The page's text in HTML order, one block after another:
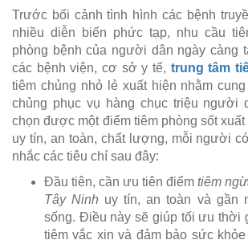
Trước bối cảnh tình hình các bệnh
nhiều diễn biến phức tạp, nhu cầu
phòng bệnh của người dân ngày càng
các bệnh viện, cơ sở y tế, trung tâm
tiêm chủng nhỏ lẻ xuất hiện nhằm
chủng phục vụ hàng chục triệu người
chọn được một điểm tiêm phòng sốt
uy tín, an toàn, chất lượng, mỗi người
nhắc các tiêu chí sau đây:
Đầu tiên, cần ưu tiên điểm tiêm
Tây Ninh uy tín, an toàn và gần
sống. Điều này sẽ giúp tối ưu thời
tiêm vắc xin và đảm bảo sức